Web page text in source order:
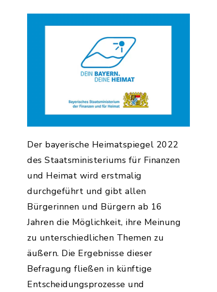
Der bayerische Heimatspiegel 2022
des Staatsministeriums für Finanzen
und Heimat wird erstmalig
durchgeführt und gibt allen
Bürgerinnen und Bürgern ab 16
Jahren die Möglichkeit, ihre Meinung
zu unterschiedlichen Themen zu
äußern. Die Ergebnisse dieser
Befragung fließen in künftige
Entscheidungsprozesse und